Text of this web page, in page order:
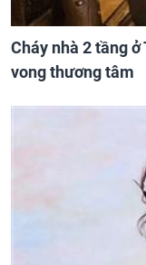
Cháy nhà 2 tầng
vong thương tâm